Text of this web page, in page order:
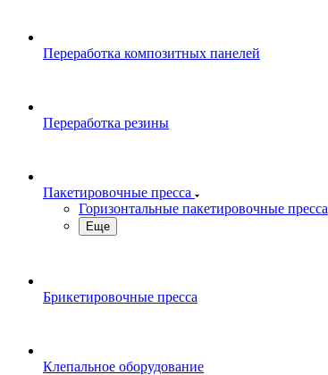
Переработка композитных панелей
Переработка резины
Пакетировочные пресса
Горизонтальные пакетировочные пресса
Еще
Брикетировочные пресса
Клепальное оборудование